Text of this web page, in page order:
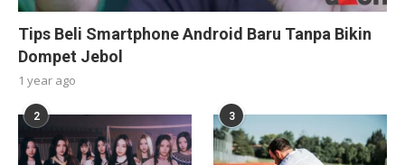
Tips Beli Smartphone Android Baru Tanpa Bikin
Dompet Jebol
1 year ago
2 3